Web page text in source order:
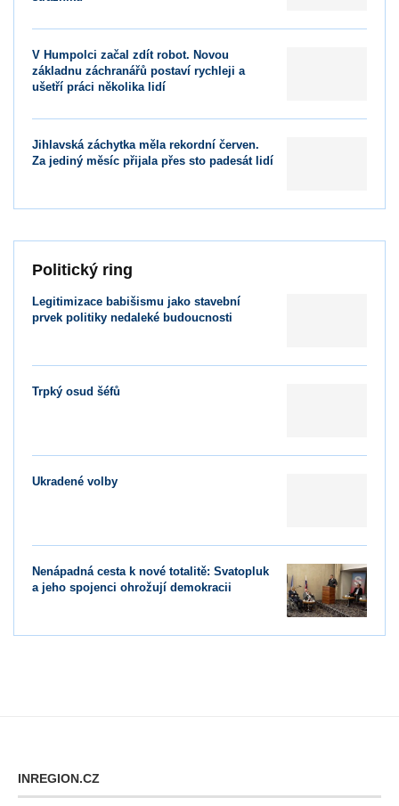
V Humpolci začal zdít robot. Novou
základnu záchranářů postaví rychleji a
ušetří práci několika lidí
Jihlavská záchytka měla rekordní červen.
Za jediný měsíc přijala přes sto padesát lidí
Politický ring
Legitimizace babišismu jako stavební
prvek politiky nedaleké budoucnosti
Trpký osud šéfů
Ukradené volby
Nenápadná cesta k nové totalitě: Svatopluk
a jeho spojenci ohrožují demokracii
INREGION.CZ